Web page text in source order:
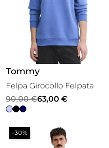
Tommy
Felpa Girocollo Felpata
90,00€
Il
prezzo
originale
era:
63,00 €
Il
prezzo
attuale
è:
-30%